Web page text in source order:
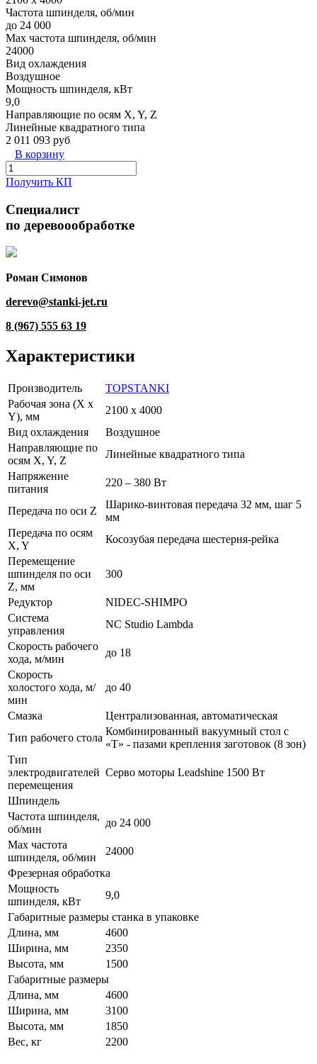
Частота шпинделя, об/мин
до 24 000
Max частота шпинделя, об/мин
24000
Вид охлаждения
Воздушное
Мощность шпинделя, кВт
9,0
Направляющие по осям X, Y, Z
Линейные квадратного типа
2 011 093 руб
В корзину
Получить КП
Специалист
по деревоообработке
Роман Симонов
derevo@stanki-jet.ru
8 (967) 555 63 19
Характеристики
Производитель
TOPSTANKI
Рабочая зона (X x
Y), мм
2100 x 4000
Вид охлаждения
Воздушное
Направляющие по
осям X, Y, Z
Линейные квадратного типа
Напряжение
питания
220 – 380 Вт
Передача по оси Z
Шарико-винтовая передача 32 мм, шаг 5
мм
Передача по осям
X, Y
Косозубая передача шестерня-рейка
Перемещение
шпинделя по оси
Z, мм
300
Редуктор
NIDEC-SHIMPO
Система
управления
NC Studio Lambda
Скорость рабочего
хода, м/мин
до 18
Скорость
холостого хода, м/
мин
до 40
Смазка
Централизованная, автоматическая
Тип рабочего стола
Комбинированный вакуумный стол с
«Т» - пазами крепления заготовок (8 зон)
Тип
электродвигателей
перемещения
Серво моторы Leadshine 1500 Вт
Шпиндель
Частота шпинделя,
об/мин
до 24 000
Max частота
шпинделя, об/мин
24000
Фрезерная обработка
Мощность
шпинделя, кВт
9,0
Габаритные размеры станка в упаковке
Длина, мм
4600
Ширина, мм
2350
Высота, мм
1500
Габаритные размеры
Длина, мм
4600
Ширина, мм
3100
Высота, мм
1850
Вес, кг
2200